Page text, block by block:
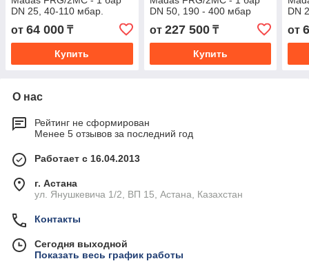
DN 25, 40-110 мбар.
от 64 000 ₸
Купить
DN 50, 190 - 400 мбар
от 227 500₸
Купить
DN
от
О нас
Рейтинг не сформирован
Менее 5 отзывов за последний год
Работает с 16.04.2013
г. Астана
ул. Янушкевича 1/2, ВП 15, Астана, Казахстан
Контакты
Сегодня выходной
Показать весь график работы